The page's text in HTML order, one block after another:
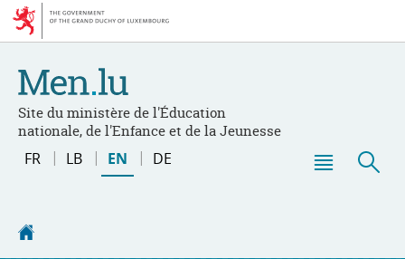
Go
Go
Site du ministère de l'Éducation
nationale, de l'Enfance et de la Jeunesse
Change
FR LB EN DE